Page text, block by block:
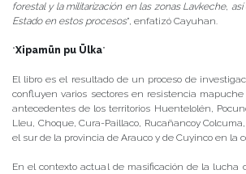
forestal y la militarización en las zonas Lavkeche,
Estado en estos procesos”, enfatizó Cayuhan.
“Xipamün pu Ülka”
El libro es el resultado de un proceso de
confluyen varios sectores en resistencia
antecedentes de los territorios Huentelolén,
Lleu, Choque, Cura-Paillaco, Rucañancoy
el sur de la provincia de Arauco y de Cuyinco en la
En el contexto actual de masificación de la lucha